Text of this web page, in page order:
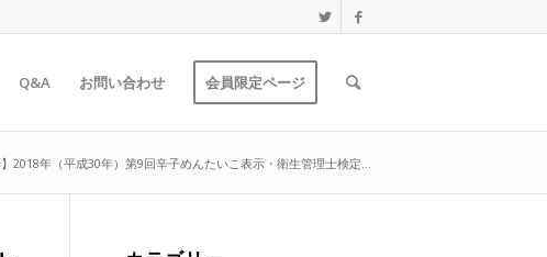
Q&A お問い合わせ 会員限定ページ
】2018年（平成30年）第9回辛子めんたいこ表示・衛生管理士検定...